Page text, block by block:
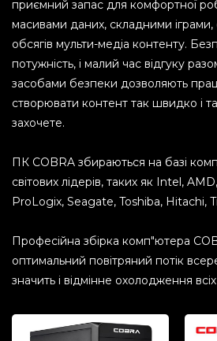
приємний запас для комфортної
масивами даних, складними
обсягів мульти-медіа контенту.
потужність, і малий час відгуку
засобами безпеки дозволяють
створювати контент так швидко і
захочете.
ПК COBRA збираються на базі
світових лідерів, таких як Intel,
ProLogix, Seagate, Toshiba, Hitachi,
Професійна збірка комп"ютера
оптимальний повітряний потік
значить і відмінне охолодження